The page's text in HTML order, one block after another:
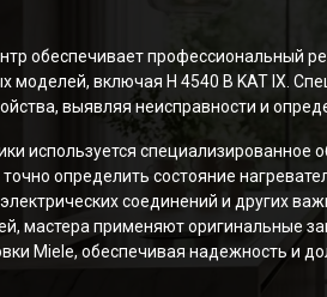
обеспечивает профессиональный
моделей, включая H 4540 B KAT IX.
выявляя неисправности и
используется специализированное
определить состояние
соединений и других
мастера применяют оригинальные
Miele, обеспечивая надежность и